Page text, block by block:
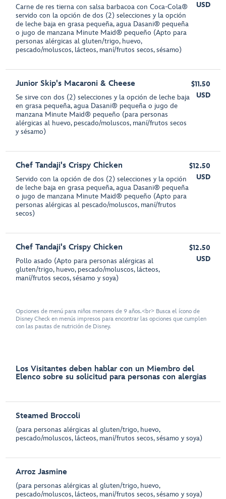
Carne de res tierna con salsa barbacoa con Coca-Cola®
servido con la opción de dos (2) selecciones y la opción
de leche baja en grasa pequeña, agua Dasani® pequeña
o jugo de manzana Minute Maid® pequeño (Apto para
personas alérgicas al gluten/trigo, huevo,
pescado/moluscos, lácteos, maní/frutos secos, sésamo)
USD
Junior Skip's Macaroni & Cheese
Se sirve con dos (2) selecciones y la opción de leche baja
en grasa pequeña, agua Dasani® pequeña o jugo de
manzana Minute Maid® pequeño (para personas
alérgicas al huevo, pescado/moluscos, maní/frutos secos
y sésamo)
$11.50
USD
Chef Tandaji's Crispy Chicken
Servido con la opción de dos (2) selecciones y la opción
de leche baja en grasa pequeña, agua Dasani® pequeña
o jugo de manzana Minute Maid® pequeño (Apto para
personas alérgicas al pescado/moluscos, maní/frutos
secos)
$12.50
USD
Chef Tandaji's Crispy Chicken
Pollo asado (Apto para personas alérgicas al
gluten/trigo, huevo, pescado/moluscos, lácteos,
maní/frutos secos, sésamo y soya)
$12.50
USD
Opciones de menú para niños menores de 9 años.<br> Busca el ícono de
Disney Check en menús impresos para encontrar las opciones que cumplen
con las pautas de nutrición de Disney.
Los Visitantes deben hablar con un Miembro del
Elenco sobre su solicitud para personas con alergias
Steamed Broccoli
(para personas alérgicas al gluten/trigo, huevo,
pescado/moluscos, lácteos, maní/frutos secos, sésamo y soya)
Arroz Jasmine
(para personas alérgicas al gluten/trigo, huevo,
pescado/moluscos, lácteos, maní/frutos secos, sésamo y soya)